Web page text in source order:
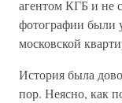
агентом КГБ и не
фотографии были
московской
История была
пор. Неясно, как